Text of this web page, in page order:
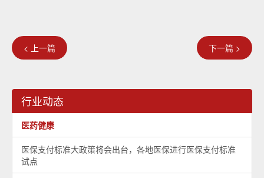
< 上一篇 下一篇 >
行业动态
医药健康
医保支付标准大政策将会出台，各地医保进行医保支付标准
试点